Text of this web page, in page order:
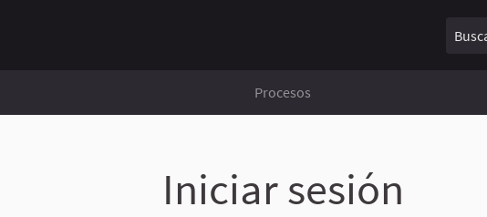
Procesos
Iniciar sesión